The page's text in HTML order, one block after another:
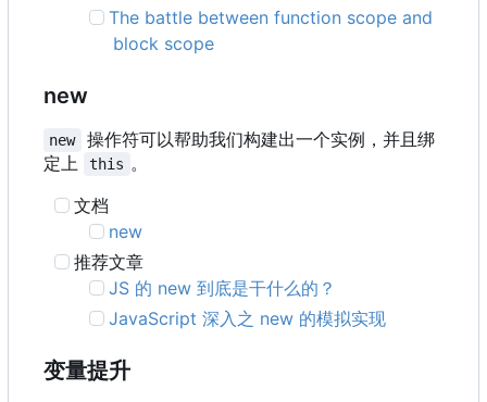
The battle between function scope and
block scope
new
new
操作符可以帮助我们构建出一个实例，并且绑
定上
this 。
文档
new
推荐文章
JS 的 new 到底是干什么的？
JavaScript 深入之 new 的模拟实现
变量提升